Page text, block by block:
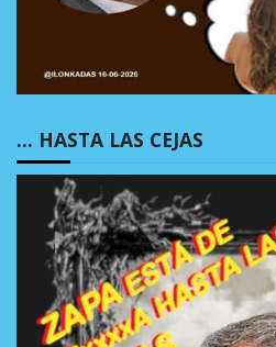
… HASTA LAS CEJAS